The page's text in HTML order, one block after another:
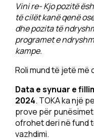
Vini re- Kjo pozitë
të cilët kanë qenë
dhe pozita të
programet e
kampe.
Roli mund të jetë
Data e synuar e
2024. TOKA ka një
prove për
ofrohet deri në fund
vazhdimi.